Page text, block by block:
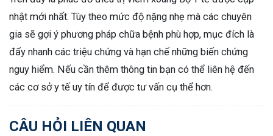
nhật mới nhất. Tùy theo mức độ nặng nhẹ mà các chuyên
gia sẽ gợi ý phương pháp chữa bệnh phù hợp, mục đích là
đẩy nhanh các triệu chứng và hạn chế những biến chứng
nguy hiểm. Nếu cần thêm thông tin bạn có thể liên hệ đến
các cơ sở y tế uy tín để được tư vấn cụ thể hơn.
CÂU HỎI LIÊN QUAN